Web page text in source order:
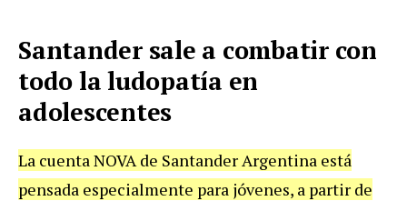
Santander sale a combatir con
todo la ludopatía en
adolescentes
La cuenta NOVA de Santander Argentina está
pensada especialmente para jóvenes, a partir de